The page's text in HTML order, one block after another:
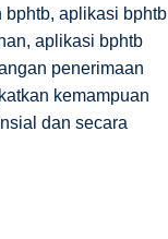
aplikasi bphtb
aplikasi bphtb
penerimaan
kemampuan
dan secara